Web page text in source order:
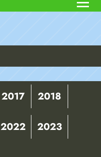
2017 2018
2022 2023